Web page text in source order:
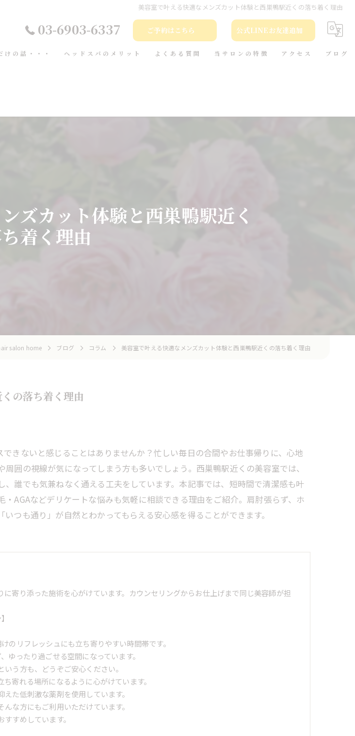
美容室で叶える快適なメンズカット体験と西巣鴨駅近くの落ち着く理由
03-6903-6337 ご予約はこちら 公式LINEお友達追加
けの話・・・ ヘッドスパのメリット よくある質問 当サロンの特徴 アクセス ブログ
ズカット体験と西巣鴨駅近く
着く理由
salon home ブログ コラム 美容室で叶える快適なメンズカット体験と西巣鴨駅近くの落ち着く理由
の落ち着く理由
きないと感じることはありませんか？忙しい毎日の合間やお仕事帰りに、心地
囲の視線が気になってしまう方も多いでしょう。西巣鴨駅近くの美容室では、
誰でも気兼ねなく通える工夫をしています。本記事では、短時間で清潔感も叶
AGAなどデリケートな悩みも気軽に相談できる理由をご紹介。肩肘張らず、ホ
つも通り」が自然とわかってもらえる安心感を得ることができます。
寄り添った施術を心がけています。カウンセリングからお仕上げまで同じ美容師が担
のリフレッシュにも立ち寄りやすい時間帯です。
ゆったり過ごせる空間になっています。
う方も、どうぞご安心ください。
寄れる場所になるように心がけています。
た低刺激な薬剤を使用しています。
な方にもご利用いただけています。
すめしています。